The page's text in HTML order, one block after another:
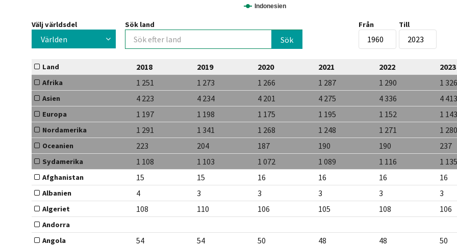
Indonesien
Välj världsdel
Världen
Sök land Från Till
Land 2018 2019 2020 2021 2022 2023
Afrika 1 251 1 273 1 266 1 287 1 290 1 326
Asien 4 223 4 234 4 201 4 275 4 336 4 413
Europa 1 197 1 198 1 175 1 195 1 152 1 143
Nordamerika 1 291 1 341 1 268 1 248 1 271 1 280
Oceanien 223 204 187 190 190 237
Sydamerika 1 108 1 103 1 072 1 089 1 116 1 135
Afghanistan 15 15 16 16 16 16
Albanien 4 3 3 3 3 3
Algeriet 108 110 106 105 108 106
Andorra
Angola
54 54 50 48 48 50